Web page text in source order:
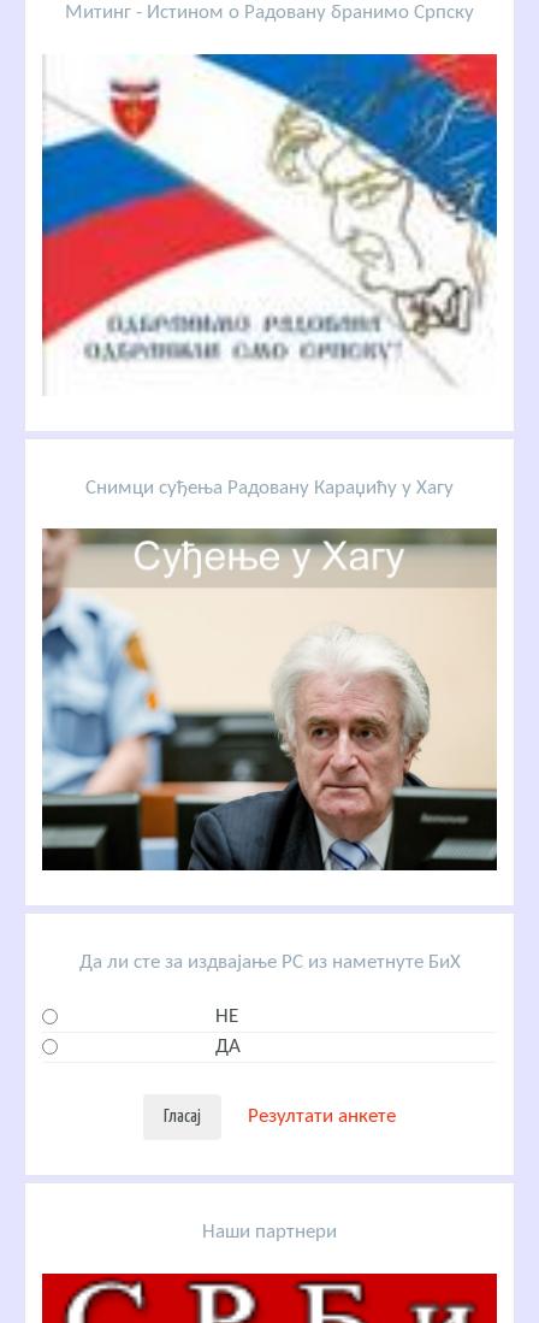
Митинг - Истином о Радовану бранимо Српску
Снимци суђења Радовану Караџићу у Хагу
Да ли сте за издвајање РС из наметнуте БиХ
НЕ
ДА
Резултати анкете
Наши партнери